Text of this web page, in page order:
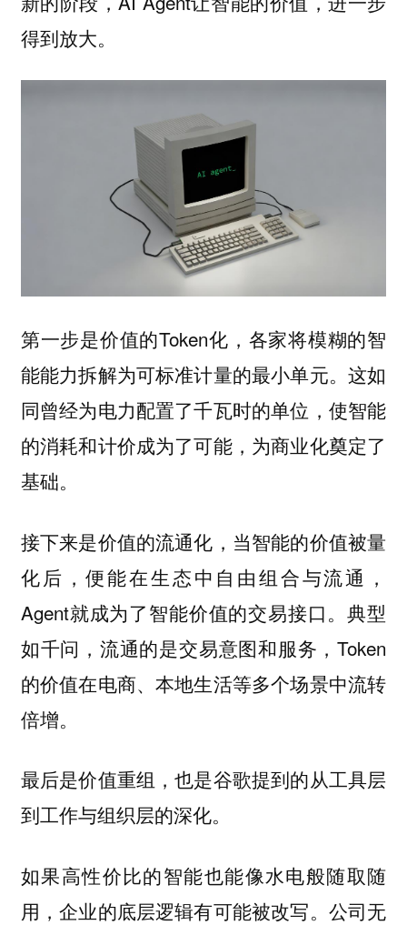
得到放大。
第一步是价值的Token化，各家将模糊的智
能能力拆解为可标准计量的最小单元。这如
同曾经为电力配置了千瓦时的单位，使智能
的消耗和计价成为了可能，为商业化奠定了
基础。
接下来是价值的流通化，当智能的价值被量
化后，便能在生态中自由组合与流通，
Agent就成为了智能价值的交易接口。典型
如千问，流通的是交易意图和服务，Token
的价值在电商、本地生活等多个场景中流转
倍增。
最后是价值重组，也是谷歌提到的从工具层
到工作与组织层的深化。
如果高性价比的智能也能像水电般随取随
用，企业的底层逻辑有可能被改写。公司无